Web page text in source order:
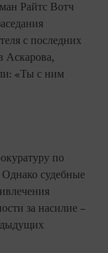
Райтс Вотч
с последних
Аскарова,
«Ты с ним
по
судебные
за насилие –